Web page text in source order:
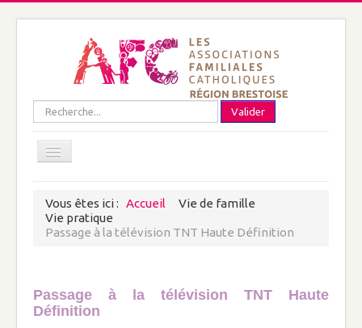
Rechercher Valider
Plan du site
Mentions légales
Nous connaître
Qui sommes-nous ?
Vous êtes ici : Accueil
Vie de famille
Vie pratique
Passage à la télévision TNT Haute Définition
Passage à la télévision TNT Haute
Définition